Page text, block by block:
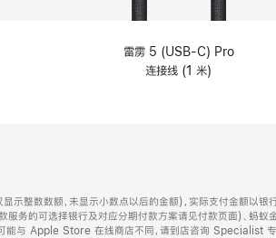
雷雳 5 (USB-C) Pro
连接线 (1 米)
整数数额，未显示小数点以后的金额)，实际支付金额以银
服务的可选择银行及对应分期付款方案请见付款页面)、蚂
与 Apple Store 在线商店不同，请到店咨询 Specialist 专